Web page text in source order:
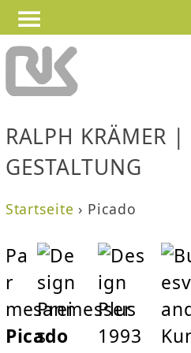
—
—
—
RALPH KRÄMER
GESTALTUNG
i
e
s
Startseite › Picado
Pa
r
mesanmesser
Picado